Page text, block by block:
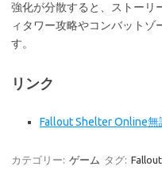
強化が分散すると、ストーリ
ィタワー攻略やコンバットゾ
す。
リンク
Fallout Shelter Online
カテゴリー: ゲーム タグ: